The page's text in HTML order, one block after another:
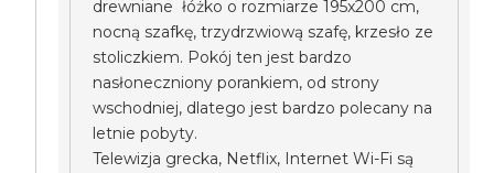
drewniane łóżko o rozmiarze 195x200 cm,
nocną szafkę, trzydrzwiową szafę, krzesło ze
stoliczkiem. Pokój ten jest bardzo
nasłoneczniony porankiem, od strony
wschodniej, dlatego jest bardzo polecany na
letnie pobyty.
Telewizja grecka, Netflix, Internet Wi-Fi są